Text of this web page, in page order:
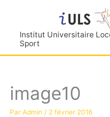
contenuInstitut Universitaire
Sport
image10
Par Admin / 2 février 2016